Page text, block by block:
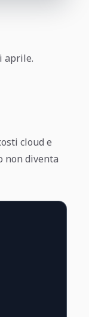
aprile.
cloud e
non diventa